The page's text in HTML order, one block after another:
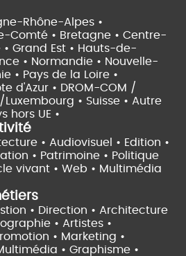
Rhône-Alpes •
Comté • Bretagne • Centre-
• Grand Est • Hauts-de-
• Normandie • Nouvelle-
• Pays de la Loire •
d'Azur • DROM-COM /
Luxembourg • Suisse • Autre
hors UE •
• Audiovisuel • Edition •
• Patrimoine • Politique
vivant • Web • Multimédia
• Direction • Architecture
• Artistes •
• Marketing •
• Graphisme •